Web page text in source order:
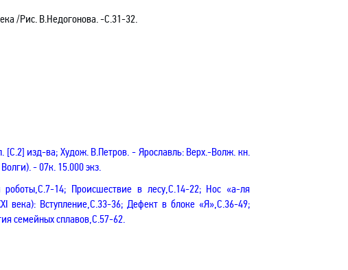
/Рис. В.Недогонова. -С.31-32.
[С.2] изд-ва; Худож. В.Петров. - Ярославль: Верх.-Волж. кн.
- 07к. 15.000 экз.
14; Происшествие в лесу,С.14-22; Нос «а-ля
века): Вступление,С.33-36; Дефект в блоке «Я»,С.36-49;
семейных сплавов,С.57-62.